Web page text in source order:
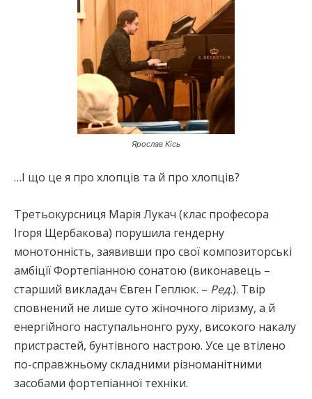
Ярослав Кісь
…І що це я про хлопців та й про хлопців?
Третьокурсниця Марія Лукач (клас професора
Ігоря Щербакова) порушила гендерну
монотонність, заявивши про свої композиторські
амбіції Фортепіанною сонатою (виконавець –
старший викладач Євген Геплюк. – Ред.). Твір
сповнений не лише суто жіночного ліризму, а й
енергійного наступальнонго руху, високого накалу
пристрастей, бунтівного настрою. Усе це втілено
по-справжньому складними різноманітними
засобами фортепіанної техніки.